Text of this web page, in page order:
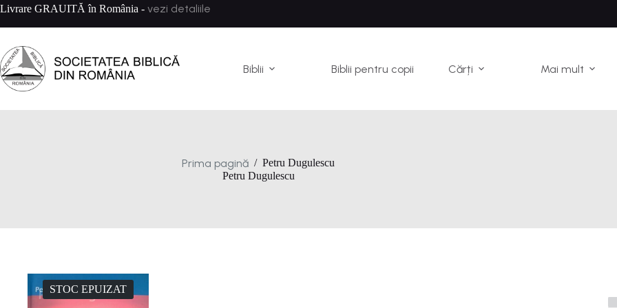
Sari
conținut
Livrare GRAUITĂ în România - vezi detaliile
Biblii Biblii pentru copii Cărți Mai mult
Prima pagină / Petru Dugulescu
Petru Dugulescu
STOC EPUIZAT